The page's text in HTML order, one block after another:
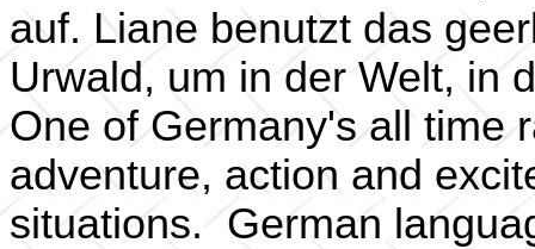
auf. Liane benutzt das
Urwald, um in der Welt, in
One of Germany's all time
adventure, action and
situations. German